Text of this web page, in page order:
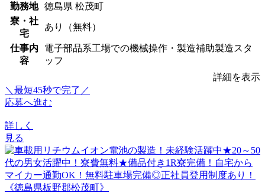
勤務地 徳島県 松茂町
寮・社
宅
あり（無料）
仕事内
容
電子部品系工場での機械操作・製造補助製造スタ
ッフ
詳細を表示
＼最短45秒で完了／
応募へ進む
詳しく
見る